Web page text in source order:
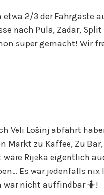
etwa 2/3 der Fahrgäste
nach Pula, Zadar,
super gemacht! Wir
Veli Lošinj abfährt
Markt zu Kaffee, Zu
Rijeka eigentlich
Es war jedenfalls
war nicht auffindbar 🤷!